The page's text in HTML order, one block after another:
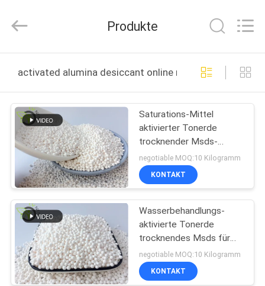
PRODUKTE
VIDEOS
VR
SHOW
ÜBER
UNS
Technology
Co.,Ltd..
Reserved.
Produkte
activated alumina desiccant online manufacture
Saturations-Mittel
aktivierter Tonerde
trocknender Msds-
Gebrauch im Polyäthylen
oder im Styrol
negotiable MOQ:10 Kilogramm
KONTAKT
Wasserbehandlungs-
aktivierte Tonerde
trocknendes Msds für
Fluorid-Arsen-Abbau
negotiable MOQ:10 Kilogramm
KONTAKT